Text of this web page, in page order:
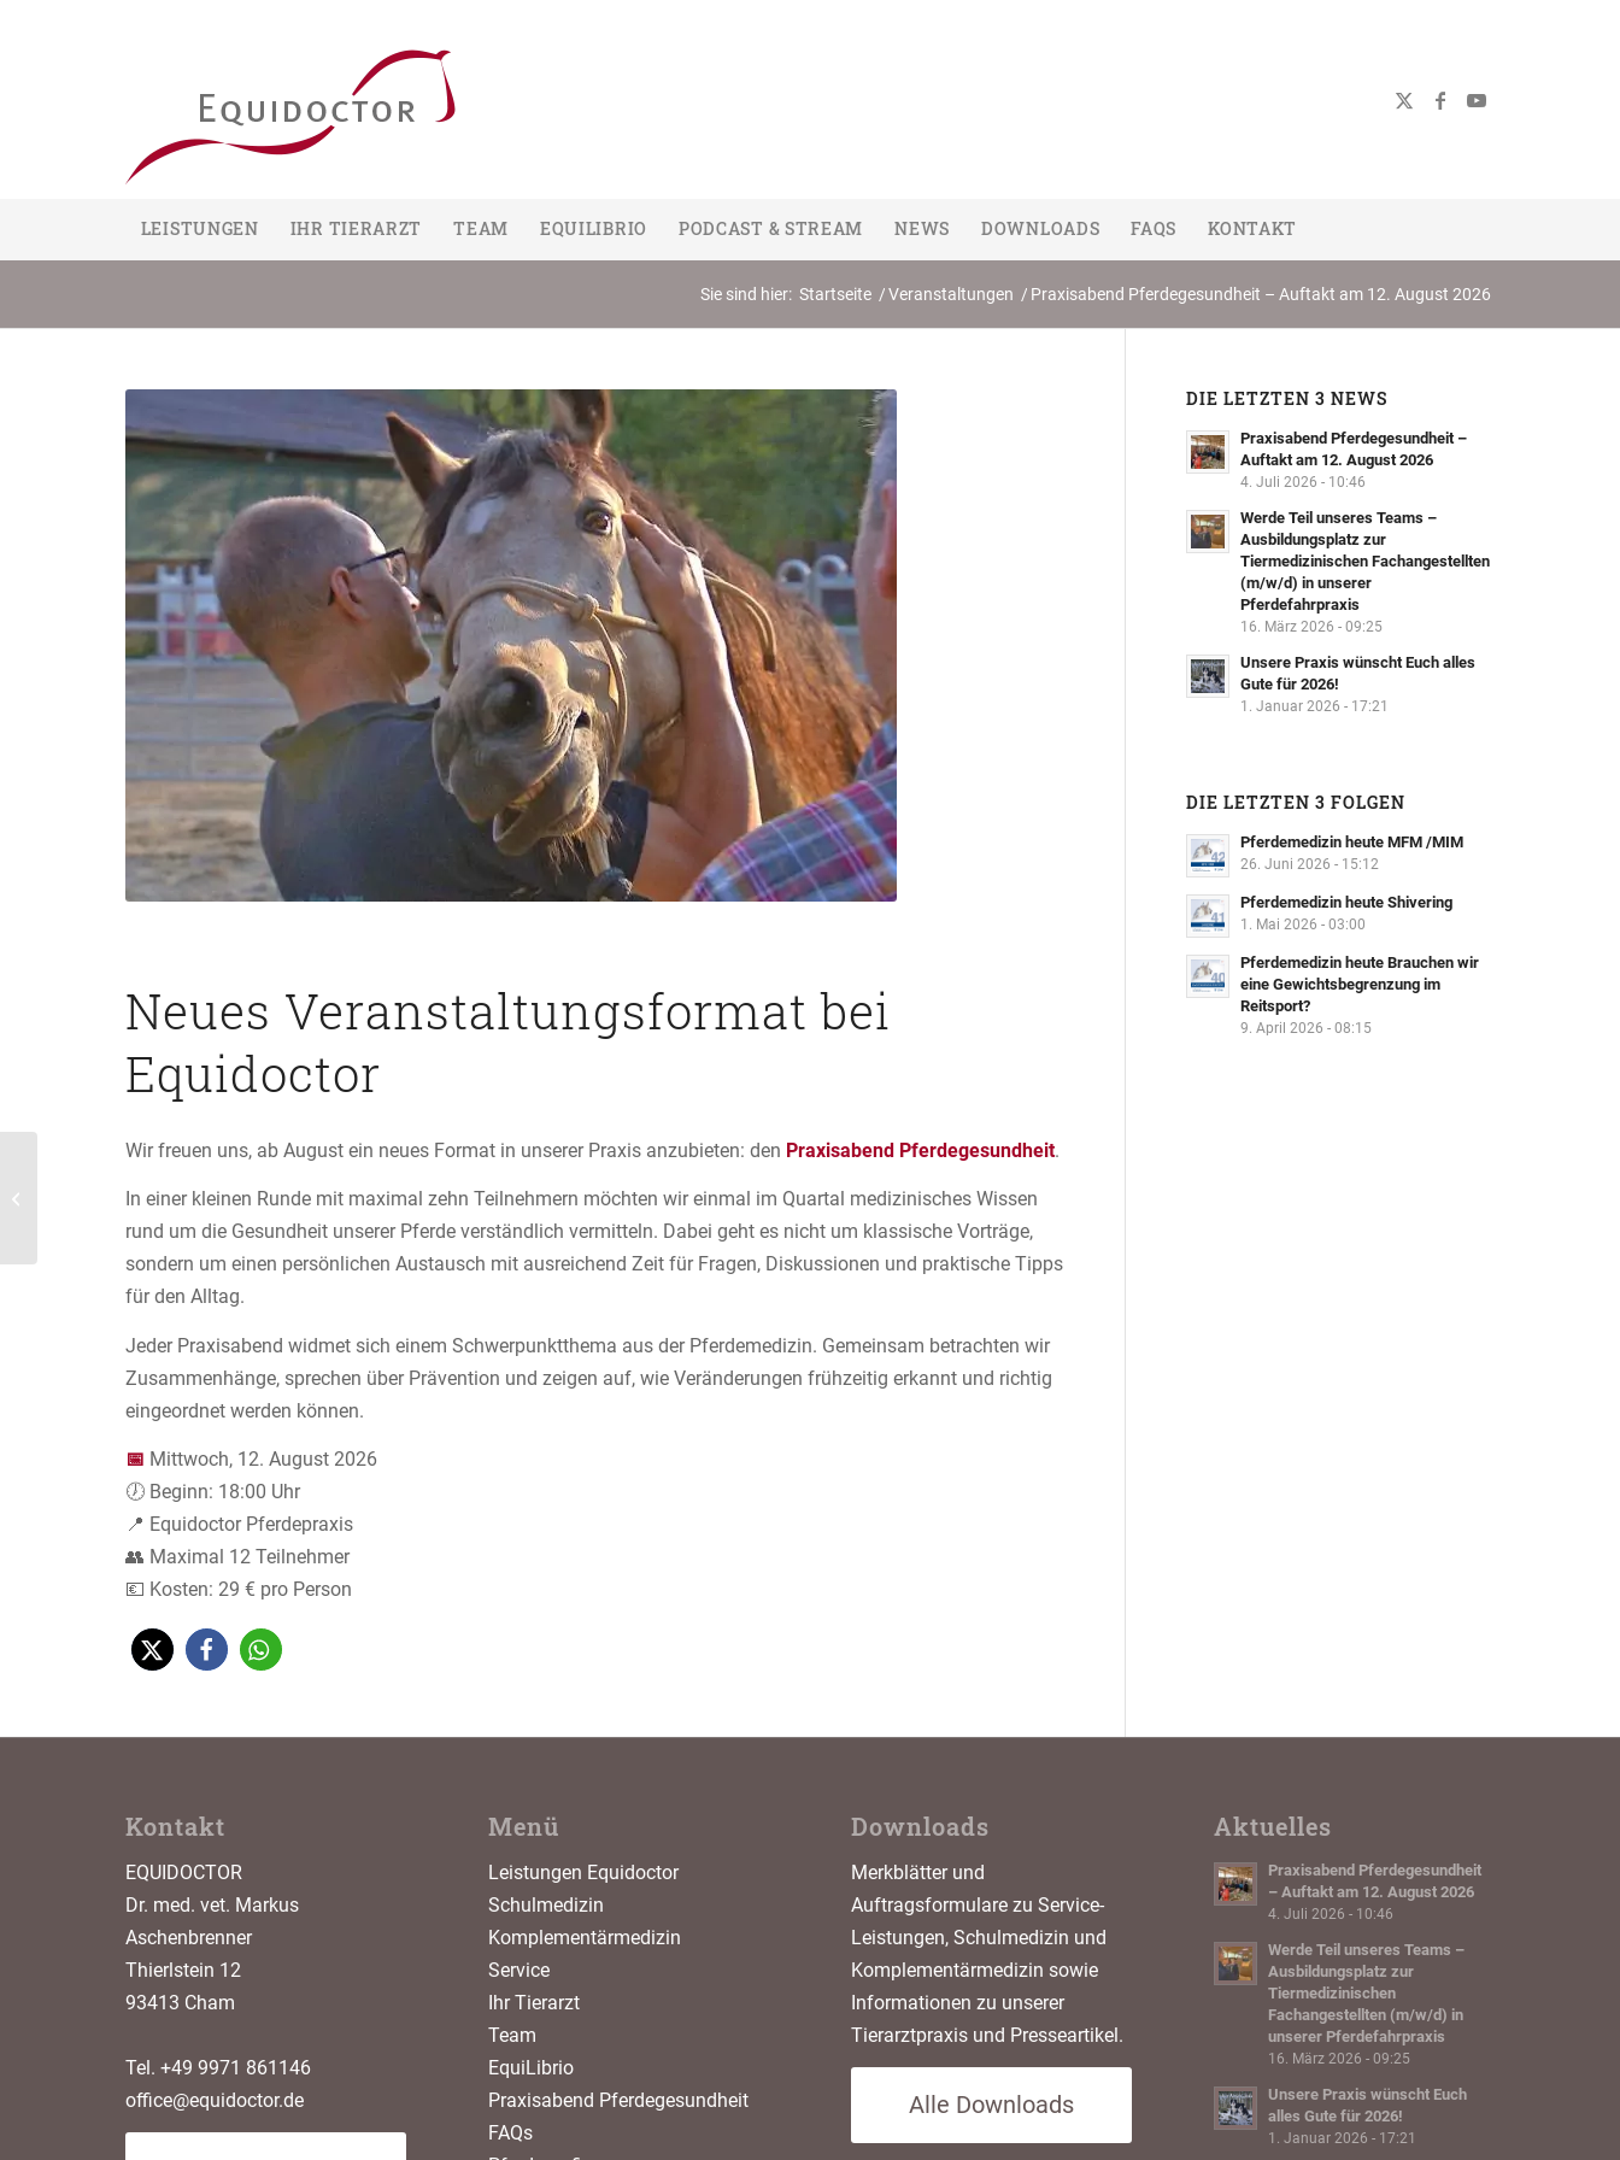
LEISTUNGEN IHR TIERARZT TEAM EQUILIBRIO PODCAST & STREAM NEWS DOWNLOADS FAQS KONTAKT
Sie sind hier: Startseite / Veranstaltungen / Praxisabend Pferdegesundheit – Auftakt am 12. August 2026
Neues Veranstaltungsformat bei
Equidoctor
Wir freuen uns, ab August ein neues Format in unserer Praxis anzubieten: den Praxisabend Pferdegesundheit.
In einer kleinen Runde mit maximal zehn Teilnehmern möchten wir einmal im Quartal medizinisches Wissen
rund um die Gesundheit unserer Pferde verständlich vermitteln. Dabei geht es nicht um klassische Vorträge,
sondern um einen persönlichen Austausch mit ausreichend Zeit für Fragen, Diskussionen und praktische Tipps
für den Alltag.
Jeder Praxisabend widmet sich einem Schwerpunktthema aus der Pferdemedizin. Gemeinsam betrachten wir
Zusammenhänge, sprechen über Prävention und zeigen auf, wie Veränderungen frühzeitig erkannt und richtig
eingeordnet werden können.
📅 Mittwoch, 12. August 2026
🕖 Beginn: 18:00 Uhr
📍 Equidoctor Pferdepraxis
👥 Maximal 12 Teilnehmer
💶 Kosten: 29 € pro Person
DIE LETZTEN 3 NEWS
Praxisabend Pferdegesundheit –
Auftakt am 12. August 2026
4. Juli 2026 - 10:46
Werde Teil unseres Teams –
Ausbildungsplatz zur
Tiermedizinischen Fachangestellten
(m/w/d) in unserer
Pferdefahrpraxis
16. März 2026 - 09:25
Unsere Praxis wünscht Euch alles
Gute für 2026!
1. Januar 2026 - 17:21
DIE LETZTEN 3 FOLGEN
Pferdemedizin heute MFM /MIM
26. Juni 2026 - 15:12
Pferdemedizin heute Shivering
1. Mai 2026 - 03:00
Pferdemedizin heute Brauchen wir
eine Gewichtsbegrenzung im
Reitsport?
9. April 2026 - 08:15
Kontakt
EQUIDOCTOR
Dr. med. vet. Markus
Aschenbrenner
Thierlstein 12
93413 Cham
Tel. +49 9971 861146
office@equidoctor.de
Menü
Leistungen Equidoctor
Schulmedizin
Komplementärmedizin
Service
Ihr Tierarzt
Team
EquiLibrio
Praxisabend Pferdegesundheit
FAQs
Downloads
Merkblätter und
Auftragsformulare zu Service-
Leistungen, Schulmedizin und
Komplementärmedizin sowie
Informationen zu unserer
Tierarztpraxis und Presseartikel.
Alle Downloads
Aktuelles
Praxisabend Pferdegesundheit
– Auftakt am 12. August 2026
4. Juli 2026 - 10:46
Werde Teil unseres Teams –
Ausbildungsplatz zur
Tiermedizinischen
Fachangestellten (m/w/d) in
unserer Pferdefahrpraxis
16. März 2026 - 09:25
Unsere Praxis wünscht Euch
alles Gute für 2026!
1. Januar 2026 - 17:21